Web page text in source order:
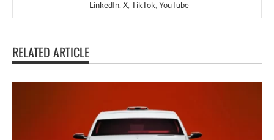
LinkedIn, X, TikTok, YouTube
RELATED ARTICLE